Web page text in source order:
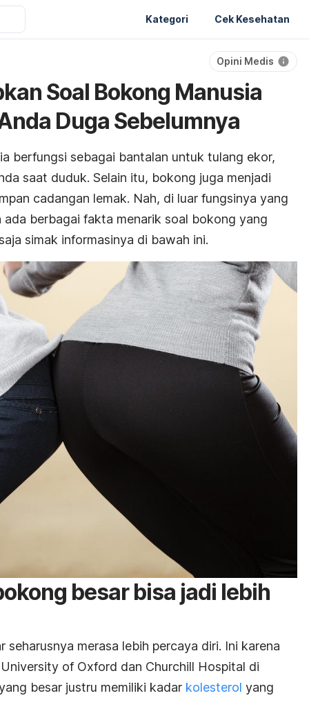
Kategori Cek Kesehatan
Opini Medis
Soal Bokong Manusia
Duga Sebelumnya
berfungsi sebagai bantalan untuk tulang ekor,
saat duduk. Selain itu, bokong juga menjadi
cadangan lemak. Nah, di luar fungsinya yang
ada berbagai fakta menarik soal bokong yang
simak informasinya di bawah ini.
besar bisa jadi lebih
merasa lebih percaya diri. Ini karena
of Oxford dan Churchill Hospital di
besar justru memiliki kadar kolesterol yang